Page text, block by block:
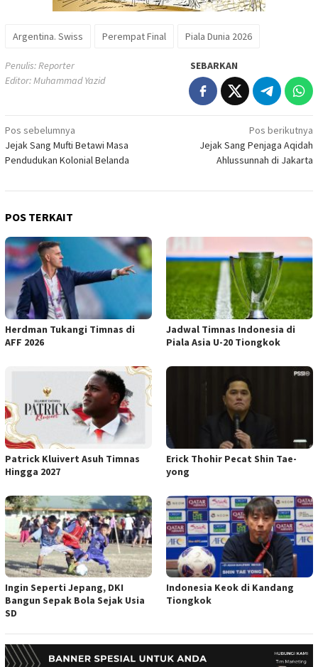
Argentina. Swiss Perempat Final Piala Dunia 2026
Penulis: Reporter
Editor: Muhammad Yazid
SEBARKAN
Navigasi
pos
Pos sebelumnya
Jejak Sang Mufti Betawi Masa
Pendudukan Kolonial Belanda
Pos berikutnya
Jejak Sang Penjaga Aqidah
Ahlussunnah di Jakarta
POS TERKAIT
Herdman Tukangi Timnas di
AFF 2026
Jadwal Timnas Indonesia di
Piala Asia U-20 Tiongkok
Patrick Kluivert Asuh Timnas
Hingga 2027
Erick Thohir Pecat Shin Tae-
yong
Ingin Seperti Jepang, DKI
Bangun Sepak Bola Sejak Usia
SD
Indonesia Keok di Kandang
Tiongkok